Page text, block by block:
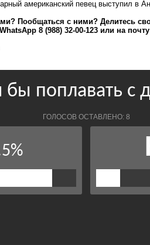
американский певец выступил в
Пообщаться с ними? Делитесь
8 (988) 32-00-123 или на почту